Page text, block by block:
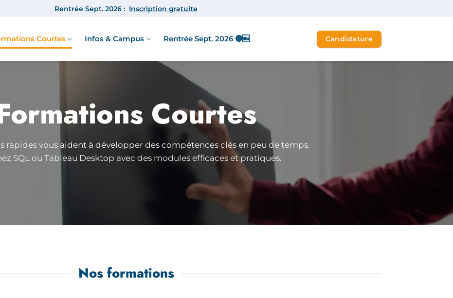
Rentrée Sept. 2026 : Inscription gratuite
Courtes Infos & Campus Rentrée Sept. 2026 🔴🆕 Candidature
Courtes
rapides vous aident à développer des compétences clés en peu de temps.
SQL ou Tableau Desktop avec des modules efficaces et pratiques.
Nos formations